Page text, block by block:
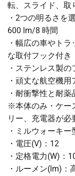
転、スライド、取
・2つの明るさを
600 lm/8 時間
・幅広の車やト
な取付フック付き
・ステンレス製
・頑丈な航空機
・耐衝撃性と耐
※本体のみ・ケー
リー、充電器が必
・ミルウォーキー
・電圧(V)：12
・定格電力(W)：
・ルーメン(lm)：